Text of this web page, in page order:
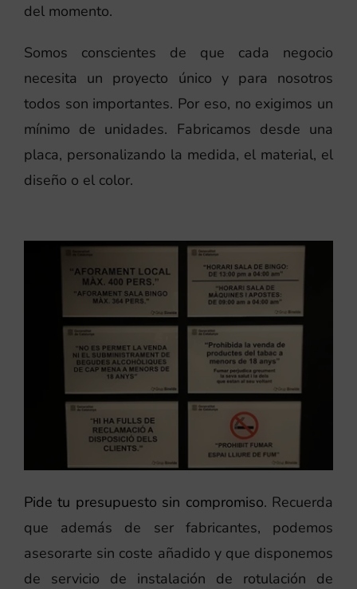
del momento.
Somos conscientes de que cada negocio
necesita un proyecto único y para nosotros
todos son importantes. Por eso, no exigimos un
mínimo de unidades. Fabricamos desde una
placa, personalizando la medida, el material, el
diseño o el color.
Pide tu presupuesto sin compromiso. Recuerda
que además de ser fabricantes, podemos
asesorarte sin coste añadido y que disponemos
de servicio de instalación de rotulación de